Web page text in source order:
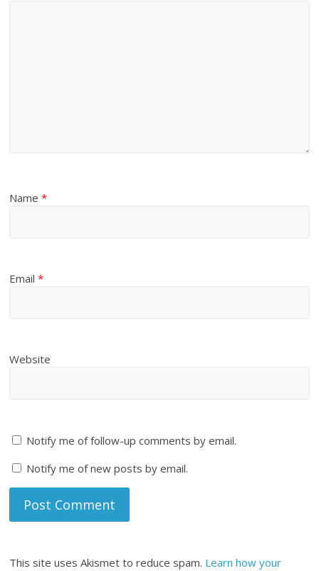
Name*
Email*
Website
Notify me of follow-up comments by email.
Notify me of new posts by email.
This site uses Akismet to reduce spam. Learn how your